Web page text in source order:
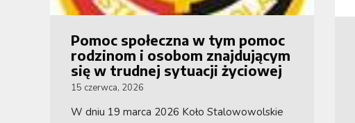
Pomoc społeczna w tym pomoc
rodzinom i osobom znajdującym
się w trudnej sytuacji życiowej
15 czerwca, 2026
W dniu 19 marca 2026 Koło Stalowowolskie